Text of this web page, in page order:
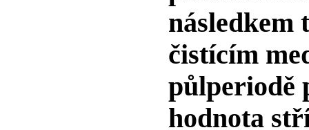
následkem
čistícím
půlperiodě
hodnota